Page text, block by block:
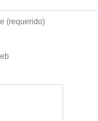
(requerido)